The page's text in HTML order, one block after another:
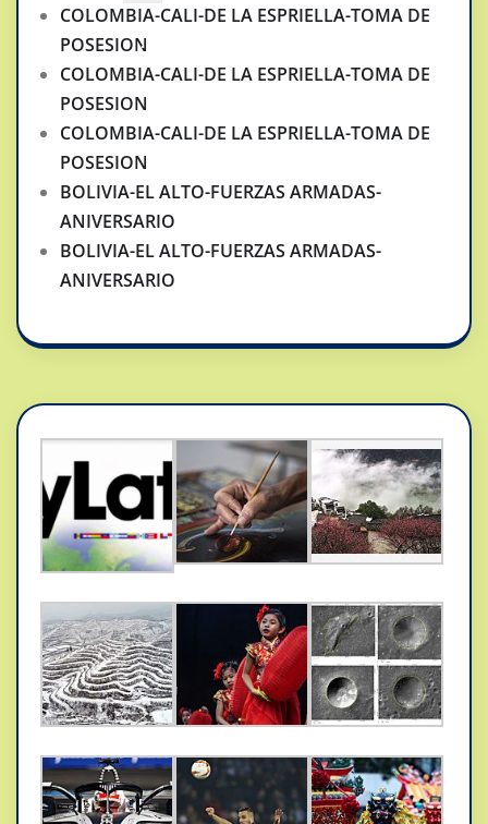
COLOMBIA-CALI-DE LA ESPRIELLA-TOMA DE
POSESION
COLOMBIA-CALI-DE LA ESPRIELLA-TOMA DE
POSESION
COLOMBIA-CALI-DE LA ESPRIELLA-TOMA DE
POSESION
BOLIVIA-EL ALTO-FUERZAS ARMADAS-
ANIVERSARIO
BOLIVIA-EL ALTO-FUERZAS ARMADAS-
ANIVERSARIO